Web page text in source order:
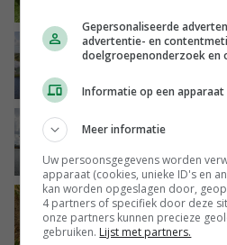
ForFarmers
investeringen bij
VANDAAG, 12:02
Koeien van enige
VANDAAG, 12:00
Droogte raakt alle
voor lege
VANDAAG, 11:05
Gepersonaliseerde
advertentie- en
doelgroepenonderzoek en
Informatie op een
Meer informatie
Uw persoonsgegevens worden
apparaat (cookies, unieke ID's en
kan worden opgeslagen door,
4 partners of specifiek door deze
onze partners kunnen precieze
gebruiken. Lijst met partners.